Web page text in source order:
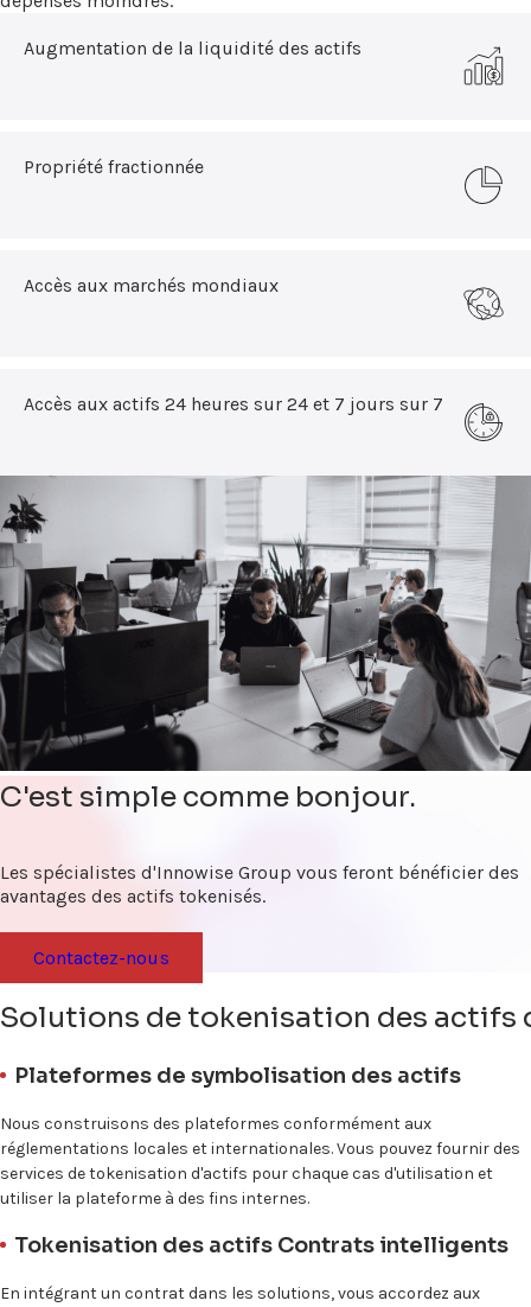
Augmentation de la liquidité des actifs
Propriété fractionnée
Accès aux marchés mondiaux
Accès aux actifs 24 heures sur 24 et 7 jours sur 7
C'est simple comme bonjour.
Les spécialistes d'Innowise Group vous feront bénéficier des
avantages des actifs tokenisés.
Contactez-nous
Solutions de tokenisation des actifs
Plateformes de symbolisation des actifs
Nous construisons des plateformes conformément aux
réglementations locales et internationales. Vous pouvez fournir des
services de tokenisation d'actifs pour chaque cas d'utilisation et
utiliser la plateforme à des fins internes.
Tokenisation des actifs Contrats intelligents
En intégrant un contrat dans les solutions, vous accordez aux